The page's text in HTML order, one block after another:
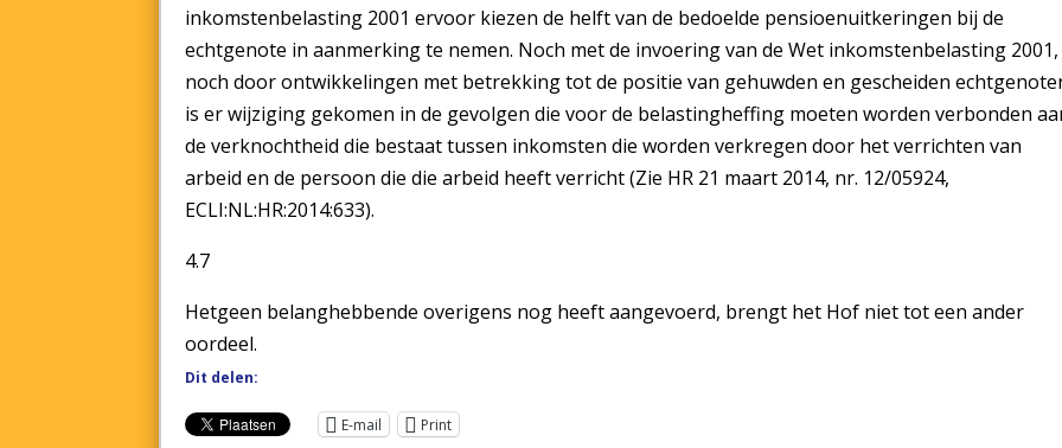
inkomstenbelasting 2001 ervoor kiezen de helft van de bedoelde pensioenuitkeringen bij de
echtgenote in aanmerking te nemen. Noch met de invoering van de Wet inkomstenbelasting 2001,
noch door ontwikkelingen met betrekking tot de positie van gehuwden en gescheiden
is er wijziging gekomen in de gevolgen die voor de belastingheffing moeten worden verbonden
de verknochtheid die bestaat tussen inkomsten die worden verkregen door het verrichten van
arbeid en de persoon die die arbeid heeft verricht (Zie HR 21 maart 2014, nr. 12/05924,
ECLI:NL:HR:2014:633).
4.7
Hetgeen belanghebbende overigens nog heeft aangevoerd, brengt het Hof niet tot een ander
oordeel.
Dit delen:
E-mail Print